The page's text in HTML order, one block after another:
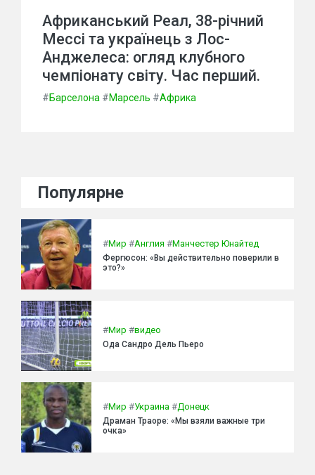
Африканський Реал, 38-річний
Мессі та українець з Лос-
Анджелеса: огляд клубного
чемпіонату світу. Час перший.
#Барселона #Марсель #Африка
Популярне
#Мир #Англия #Манчестер Юнайтед
Фергюсон: «Вы действительно поверили в
это?»
#Мир #видео
Ода Сандро Дель Пьеро
#Мир #Украина #Донецк
Драман Траоре: «Мы взяли важные три
очка»